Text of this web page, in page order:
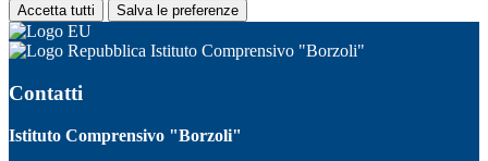
Accetta tutti Salva le preferenze
Istituto Comprensivo "Borzoli"
Contatti
Istituto Comprensivo "Borzoli"